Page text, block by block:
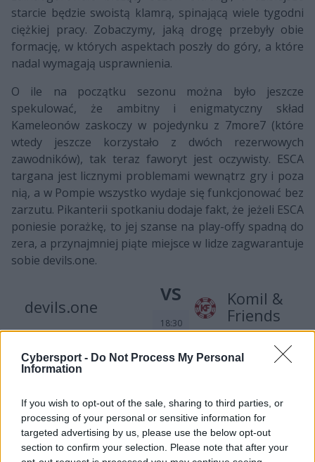
Cybersport - Do Not Process My Personal
Information
If you wish to opt-out of the sale, sharing to third parties, or
processing of your personal or sensitive information for
targeted advertising by us, please use the below opt-out
section to confirm your selection. Please note that after your
starcie będzie swoistą klamrą, spinającą wiele tygodni
ciężkiej pracy. Zobaczymy, jaką drogę przebyły obie
formację, w których aspektach poszły do góry, a które
nadal wymagają usprawnienia.
O ile na początku sezonu można było jeszcze
spekulować, że ambitny i enigmatyczny skład
Kameleonów zaskoczy w pojedynku z 7more7 (które
wtedy jeszcze korzystało z dwóch rezerwowych
zawodników), tak teraz faworyt jest oczywisty. ESCA
targana jest licznymi problemami wewnątrz gry i poza
nią, a w Pompie wszystko wydaje się funkcjonować bez
zarzutu. Pikanterii spotkaniu dodaje fakt, że jeżeli ESCA
poniesie porażkę, to jej szanse na play-offy spadną do
zera, a przynajmniej piąte miejsce w lidze zagwarantuje
sobie devils.one.
devils.one vs
Komil &
Friends
18:30
A skoro mowa o devils.one, to pomówmy chwilę o ich
meczu z Komil & Friends. Ewentualne zwycięstwo
nie jest zespołem, który poddaje się bez walki. Ekipa
Szymona "Benka" Przygońskiego szans na awans do
play-offów już co prawda nie ma, ale to nie oznacza, że
na Summoner's Rift będzie walczyć z mniejszym